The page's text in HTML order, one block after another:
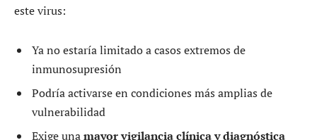
este virus:
Ya no estaría limitado a casos extremos de
inmunosupresión
Podría activarse en condiciones más amplias de
vulnerabilidad
Exige unamayor vigilancia clínica y diagnóstica